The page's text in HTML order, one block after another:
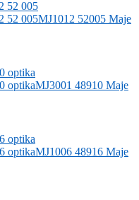
MJ1012 52005 Maje
MJ3001 48910 Maje
MJ1006 48916 Maje